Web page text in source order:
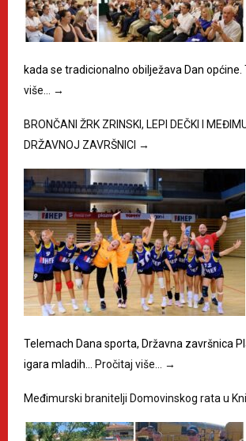
kada se tradicionalno obilježava Dan općine.
više…
→
BRONČANI ŽRK ZRINSKI, LEPI DEČKI I
DRŽAVNOJ ZAVRŠNICI →
Telemach Dana sporta, Državna završnica
igara mladih…
Pročitaj više… →
Međimurski branitelji Domovinskog rata u